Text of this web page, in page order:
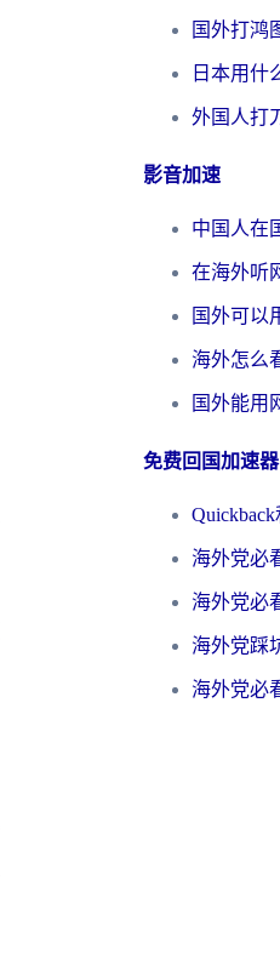
影音加速
免费回国加速器